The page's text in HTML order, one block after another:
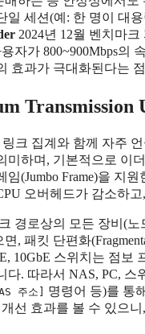
일 세션(예: 한 명이 대
2024년 12월 벤치마
자가 800~900Mbps의
효과가 극대화된다는
Transmission
크 집계와 함께 자주
미하며, 기본적으로 이
임(Jumbo Frame)을 지
오버헤드가 감소하
경로상의 모든 장비(
, 패킷 단편화
10GbE 스위치는 점
다. 따라서 NAS, PC, 스
주소]
명령어 등)를 통
선 효과를 볼 수 있으